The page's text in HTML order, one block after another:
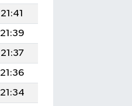
21:41
21:39
21:37
21:36
21:34